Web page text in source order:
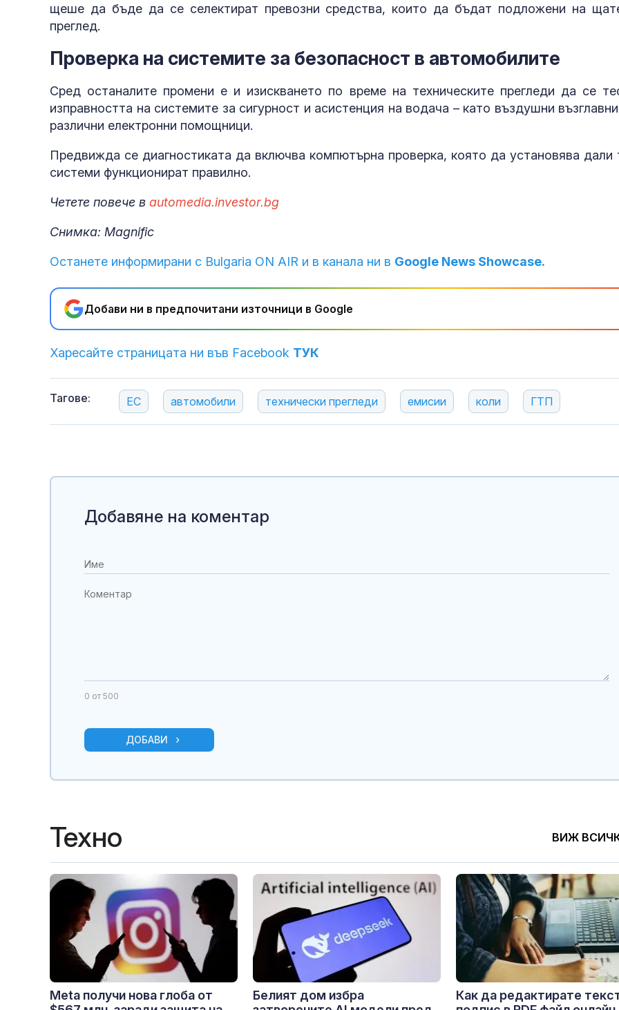
щеше да бъде да се селектират превозни средства, които да бъдат подложени на
преглед.
Проверка на системите за безопасност в автомобилите
Сред останалите промени е и изискването по време на техническите прегледи да се
изправността на системите за сигурност и асистенция на водача – като въздушни
различни електронни помощници.
Предвижда се диагностиката да включва компютърна проверка, която да установява дали
системи функционират правилно.
Четете повече в automedia.investor.bg
Снимка: Magnific
Останете информирани с Bulgaria ON AIR и в канала ни в Google News Showcase.
Добави ни в предпочитани източници в Google
Харесайте страницата ни във Facebook ТУК
Тагове: ЕС автомобили технически прегледи емисии коли ГТП
Добавяне на коментар
0 от 500
ДОБАВИ
Техно ВИЖ
Meta получи нова глоба от
Белият дом избра
Как да редактирате